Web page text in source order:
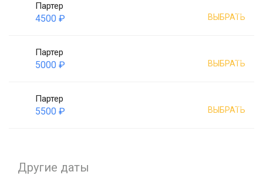
Партер
4500 ₽ ВЫБРАТЬ
Партер
5000 ₽ ВЫБРАТЬ
Партер
5500 ₽ ВЫБРАТЬ
Другие даты